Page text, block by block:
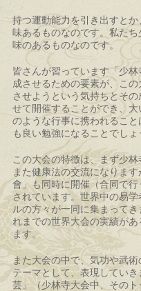
持つ運動能力を引き出すと
味あるものなのです。私た
味のあるものなのです。
皆さんが習っています「少
成させるための要素が、こ
させようという気持ちとそ
せて開催することができ、
のような行事に携われるこ
も良い勉強になることでしょ
この大会の特徴は、まず少
また健康法の交流になりま
會」も同時に開催（合同で
されています。世界中の易
ルの方々が一同に集まって
れまでの世界大会の実績が
ます。
また大会の中で、気功や武
テーマとして、表現してい
芸」（少林寺大会中、その